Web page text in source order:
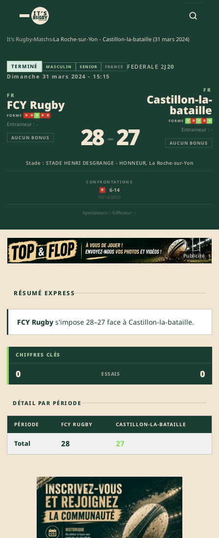
It's Rugby›Matchs›La Roche-sur-Yon - Castillon-la-bataille (31 mars 2024)
FCY Rugby - Castillon-la-
TERMINÉ MASCULIN SENIOR FRANCE FEDERALE 2J20
Dimanche 31 mars 2024 - 15:15
FR
FCY Rugby
FORME D D V D D
Entraineur : -
AUCUN BONUS
Stade : STADE HENRI DESGRANGE - HONNEUR, La Roche-sur-Yon
28-27
CONFRONTATIONS
D 6-14
03/12/2023
Spectateurs : - Diffuseur : -
FR
Castillon-la-
bataille
FORME V D V D V
Entraineur : -
AUCUN BONUS
Publicité
RÉSUMÉ EXPRESS
FCY Rugby s'impose 28–27 face à Castillon-la-bataille.
CHIFFRES CLÉS
0 ESSAIS 0
DÉTAIL PAR PÉRIODE
PÉRIODE FCY RUGBY CASTILLON-LA-BATAILLE
Total 28 27